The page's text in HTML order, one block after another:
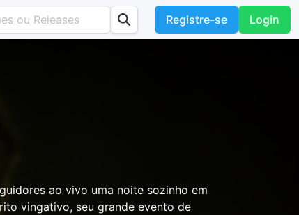
Registre-se Login
ao vivo uma noite sozinho em
vingativo, seu grande evento de